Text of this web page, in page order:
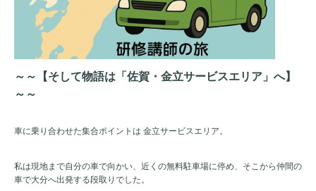
～～【そして物語は「佐賀・金立サービスエリア」へ】
～～
車に乗り合わせた集合ポイントは 金立サービスエリア。
私は現地まで自分の車で向かい、近くの無料駐車場に停め、そこから仲間の
車で大分へ出発する段取りでした。